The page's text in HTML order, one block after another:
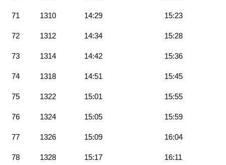
71 1310 14:29 15:23
72 1312 14:34 15:28
73 1314 14:42 15:36
74 1318 14:51 15:45
75 1322 15:01 15:55
76 1324 15:05 15:59
77 1326 15:09 16:04
78 1328 15:17 16:11